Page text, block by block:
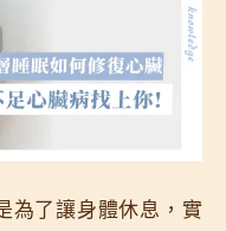
為了讓身體休息，實